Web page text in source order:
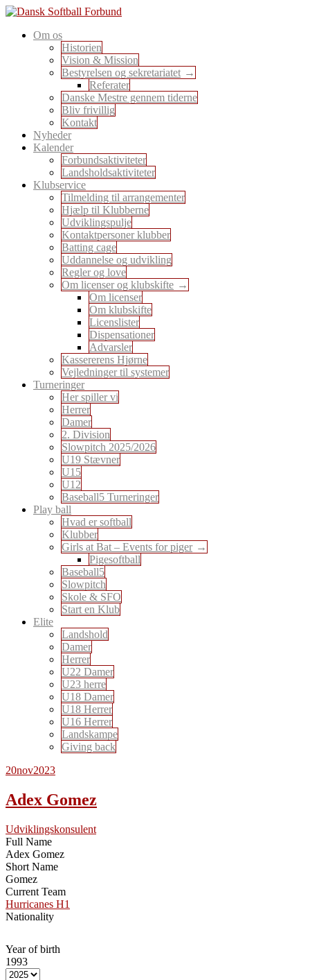
Skip
content
Dansk Softball Forbund
En sport for alle
Om os
Historien
Vision & Mission
Bestyrelsen og sekretariatet
Referater
Danske Mestre gennem tiderne
Bliv frivillig
Kontakt
Nyheder
Kalender
Forbundsaktiviteter
Landsholdsaktiviteter
Klubservice
Tilmelding til arrangementer
Hjælp til Klubberne
Udviklingspulje
Kontaktpersoner klubber
Batting cage
Uddannelse og udvikling
Regler og love
Om licenser og klubskifte
Om licenser
Om klubskifte
Licenslister
Dispensationer
Advarsler
Kassererens Hjørne
Vejledninger til systemer
Turneringer
Her spiller vi
Herrer
Damer
2. Division
Slowpitch 2025/2026
U19 Stævner
U15
U12
Baseball5 Turneringer
Play ball
Hvad er softball
Klubber
Girls at Bat – Events for piger
Pigesoftball
Baseball5
Slowpitch
Skole & SFO
Start en Klub
Elite
Landshold
Damer
Herrer
U22 Damer
U23 herre
U18 Damer
U18 Herrer
U16 Herrer
Landskampe
Giving back
20nov2023
Adex Gomez
Udviklingskonsulent
Full Name
Adex Gomez
Short Name
Gomez
Current Team
Hurricanes H1
Nationality
Year of birth
1993